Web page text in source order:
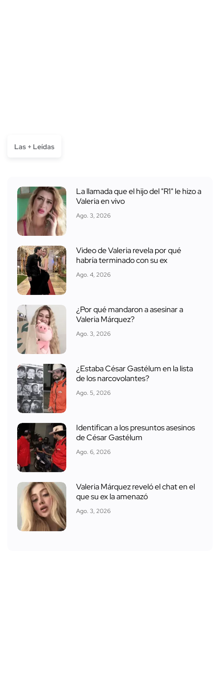
Las + Leídas
La llamada que el hijo del "R1" le hizo a
Valeria en vivo
Ago. 3, 2026
Video de Valeria revela por qué
habría terminado con su ex
Ago. 4, 2026
¿Por qué mandaron a asesinar a
Valeria Márquez?
Ago. 3, 2026
¿Estaba César Gastélum en la lista
de los narcovolantes?
Ago. 5, 2026
Identifican a los presuntos asesinos
de César Gastélum
Ago. 6, 2026
Valeria Márquez reveló el chat en el
que su ex la amenazó
Ago. 3, 2026